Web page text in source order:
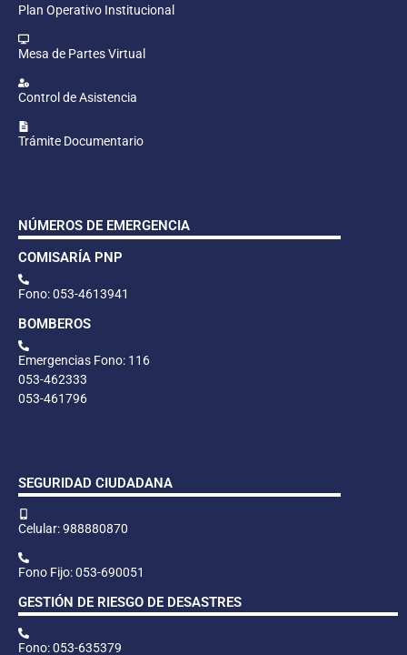
Plan Operativo Institucional
Mesa de Partes Virtual
Control de Asistencia
Trámite Documentario
NÚMEROS DE EMERGENCIA
COMISARÍA PNP
Fono: 053-4613941
BOMBEROS
Emergencias Fono: 116
053-462333
053-461796
SEGURIDAD CIUDADANA
Celular: 988880870
Fono Fijo: 053-690051
GESTIÓN DE RIESGO DE DESASTRES
Fono: 053-635379